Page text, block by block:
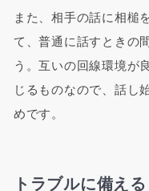
また、相手の話に相槌
て、普通に話すときの
う。互いの回線環境が
じるものなので、話し
めです。
トラブルに備える